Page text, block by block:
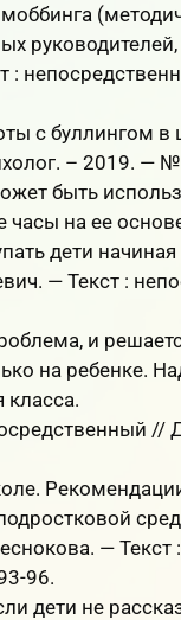
:
с буллингом в
– 2019. — №
быть
на ее
дети начиная
— Текст :
и
на ребенке.
класса.
— Текст :
96.
дети не